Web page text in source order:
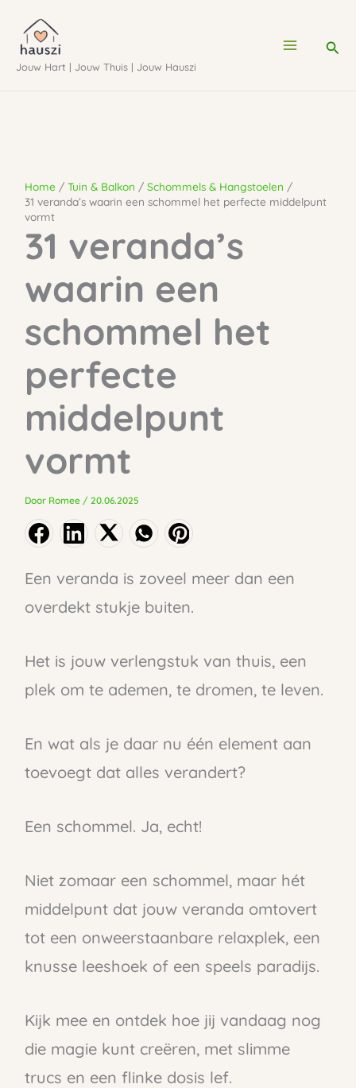
naar
deJouw Hart | Jouw Thuis | Jouw Hauszi
Home Tuin & Balkon
Schommels & Hangstoelen
31 veranda’s waarin een schommel het perfecte middelpunt
vormt
31 veranda’s
waarin een
schommel het
perfecte
middelpunt
vormt
Door Romee / 20.06.2025
Een veranda is zoveel meer dan een
overdekt stukje buiten.
Het is jouw verlengstuk van thuis, een
plek om te ademen, te dromen, te leven.
En wat als je daar nu één element aan
toevoegt dat alles verandert?
Een schommel. Ja, echt!
Niet zomaar een schommel, maar hét
middelpunt dat jouw veranda omtovert
tot een onweerstaanbare relaxplek, een
knusse leeshoek of een speels paradijs.
Kijk mee en ontdek hoe jij vandaag nog
die magie kunt creëren, met slimme
trucs en een flinke dosis lef.